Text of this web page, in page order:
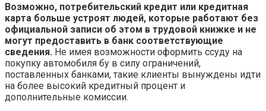
Возможно, потребительский кредит или кредитная
карта больше устроят людей, которые работают без
официальной записи об этом в трудовой книжке и не
могут предоставить в банк соответствующие
сведения. Не имея возможности оформить ссуду на
покупку автомобиля бу в силу ограничений,
поставленных банками, такие клиенты вынуждены идти
на более высокий кредитный процент и
дополнительные комиссии.